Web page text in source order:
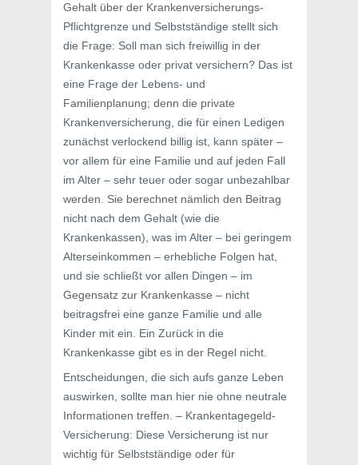
Gehalt über der Krankenversicherungs-
Pflichtgrenze und Selbstständige stellt sich
die Frage: Soll man sich freiwillig in der
Krankenkasse oder privat versichern? Das ist
eine Frage der Lebens- und
Familienplanung; denn die private
Krankenversicherung, die für einen Ledigen
zunächst verlockend billig ist, kann später –
vor allem für eine Familie und auf jeden Fall
im Alter – sehr teuer oder sogar unbezahlbar
werden. Sie berechnet nämlich den Beitrag
nicht nach dem Gehalt (wie die
Krankenkassen), was im Alter – bei geringem
Alterseinkommen – erhebliche Folgen hat,
und sie schließt vor allen Dingen – im
Gegensatz zur Krankenkasse – nicht
beitragsfrei eine ganze Familie und alle
Kinder mit ein. Ein Zurück in die
Krankenkasse gibt es in der Regel nicht.
Entscheidungen, die sich aufs ganze Leben
auswirken, sollte man hier nie ohne neutrale
Informationen treffen. – Krankentagegeld-
Versicherung: Diese Versicherung ist nur
wichtig für Selbstständige oder für